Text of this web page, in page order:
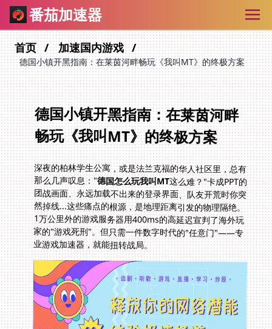
番茄加速器
首页 加速国内游戏
德国小镇开黑指南：在莱茵河畔畅玩《我叫MT》的终极方案
德国小镇开黑指南：在莱茵河畔
畅玩《我叫MT》的终极方案
深夜的柏林学生公寓，或是法兰克福的华人社区里，总有
那么几声叹息："德国怎么玩我叫MT这么难？"卡成PPT的
团战画面、永远加载不出来的登录界面、队友开荒时你突
然掉线...这些痛点的根源，是地理距离引发的物理隔绝。
1万公里外的游戏服务器用400ms的高延迟宣判了海外玩
家的"游戏死刑"。但只需一件数字时代的"任意门"——专
业游戏加速器，就能扭转战局。